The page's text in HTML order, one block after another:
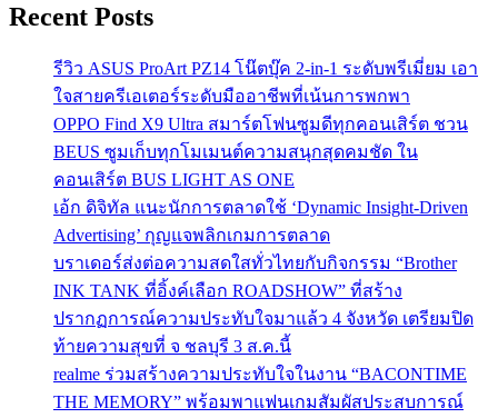
Recent Posts
รีวิว ASUS ProArt PZ14 โน๊ตบุ๊ค 2-in-1 ระดับพรีเมี่ยม เอา
ใจสายครีเอเตอร์ระดับมืออาชีพที่เน้นการพกพา
OPPO Find X9 Ultra สมาร์ตโฟนซูมดีทุกคอนเสิร์ต ชวน
BEUS ซูมเก็บทุกโมเมนต์ความสนุกสุดคมชัด ใน
คอนเสิร์ต BUS LIGHT AS ONE
เอ้ก ดิจิทัล แนะนักการตลาดใช้ ‘Dynamic Insight-Driven
Advertising’ กุญแจพลิกเกมการตลาด
บราเดอร์ส่งต่อความสดใสทั่วไทยกับกิจกรรม “Brother
INK TANK ที่อิ้งค์เลือก ROADSHOW” ที่สร้าง
ปรากฏการณ์ความประทับใจมาแล้ว 4 จังหวัด เตรียมปิด
ท้ายความสุขที่ จ ชลบุรี 3 ส.ค.นี้
realme ร่วมสร้างความประทับใจในงาน “BACONTIME
THE MEMORY” พร้อมพาแฟนเกมสัมผัสประสบการณ์